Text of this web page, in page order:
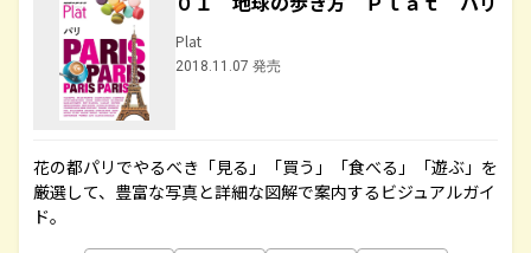
Plat
2018.11.07 発売
花の都パリでやるべき「見る」「買う」「食べる」「遊ぶ」を
厳選して、豊富な写真と詳細な図解で案内するビジュアルガイ
ド。